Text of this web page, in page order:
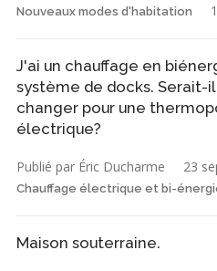
Nouveaux modes d'habitation
J'ai un chauffage en
système de docks.
changer pour une
électrique?
Publié par Éric Ducharme 23
Chauffage électrique et bi-
Maison souterraine.